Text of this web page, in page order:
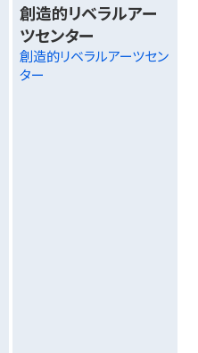
創造的リベラルアー
ツセンター
創造的リベラルアーツセン
ター